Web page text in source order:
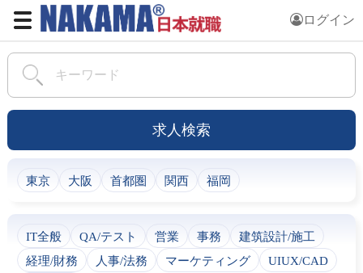
ログイン
求人検索
東京 大阪 首都圏 関西 福岡
IT全般 QA/テスト 営業 事務
建筑設計/施工
経理/財務
人事/法務 マーケティング
UIUX/CAD